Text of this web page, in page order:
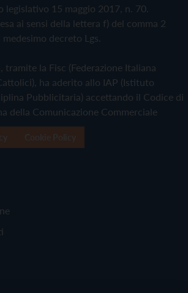
legislativo 15 maggio 2017, n. 70.
ai sensi della lettera f) del comma 2
decreto Lgs.
tramite la Fisc (Federazione Italiana
ha aderito allo IAP (Istituto
Pubblicitaria) accettando il Codice di
della Comunicazione Commerciale